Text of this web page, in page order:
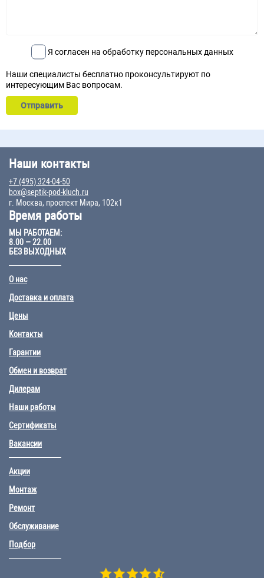
Я согласен на обработку персональных данных
Наши специалисты бесплатно проконсультируют по
интересующим Вас вопросам.
Наши контакты
+7 (495) 324-04-50
box@septik-pod-kluch.ru
г. Москва, проспект Мира, 102к1
Время работы
МЫ РАБОТАЕМ:
8.00 – 22.00
БЕЗ ВЫХОДНЫХ
О нас
Доставка и оплата
Цены
Контакты
Гарантии
Обмен и возврат
Дилерам
Наши работы
Сертификаты
Вакансии
Акции
Монтаж
Ремонт
Обслуживание
Подбор